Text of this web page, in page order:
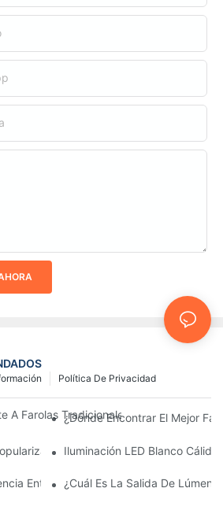
Política De Privacidad
A Farolas Tradicionales: Coste, Retorno
¿Dónde Encontrar El Mejor
Las Farolas Solares?
Iluminación LED Blanco Cálido
Entre Las Luces Del Área De
¿Cuál Es La Salida De